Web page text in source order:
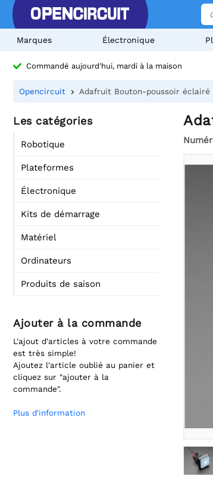
Marques Électronique
Commandé aujourd'hui, mardi à la maison
Opencircuit Adafruit Bouton-poussoir
Les catégories
Robotique
Plateformes
Électronique
Kits de démarrage
Matériel
Ordinateurs
Produits de saison
Ajouter à la commande
L'ajout d'articles à votre commande
est très simple!
Ajoutez l'article oublié au panier et
cliquez sur "ajouter à la
commande".
Plus d'information